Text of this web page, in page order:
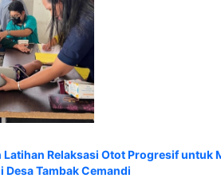
Latihan Relaksasi Otot Progresif untuk
Desa Tambak Cemandi